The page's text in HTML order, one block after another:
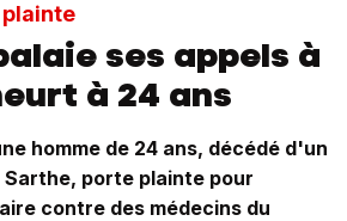
ses appels à
à 24 ans
homme de 24 ans, décédé d'un
porte plainte pour
contre des médecins du